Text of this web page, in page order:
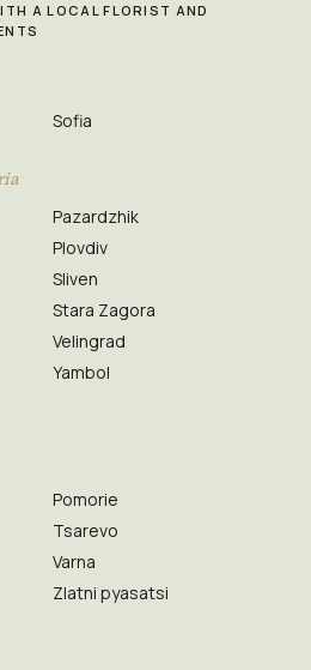
A LOCAL FLORIST AND
Sofia
Pazardzhik
Plovdiv
Sliven
Stara Zagora
Velingrad
Yambol
Pomorie
Tsarevo
Varna
Zlatni pyasatsi